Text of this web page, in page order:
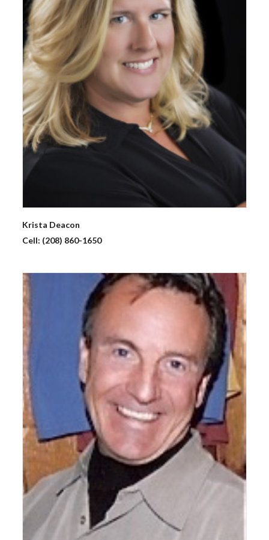
Krista Deacon
Cell: (208) 860-1650